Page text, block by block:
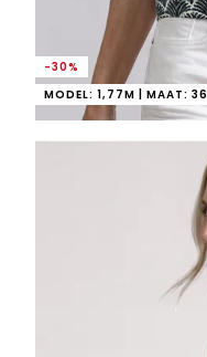
-30%
MODEL: 1,77M | MAAT: 36